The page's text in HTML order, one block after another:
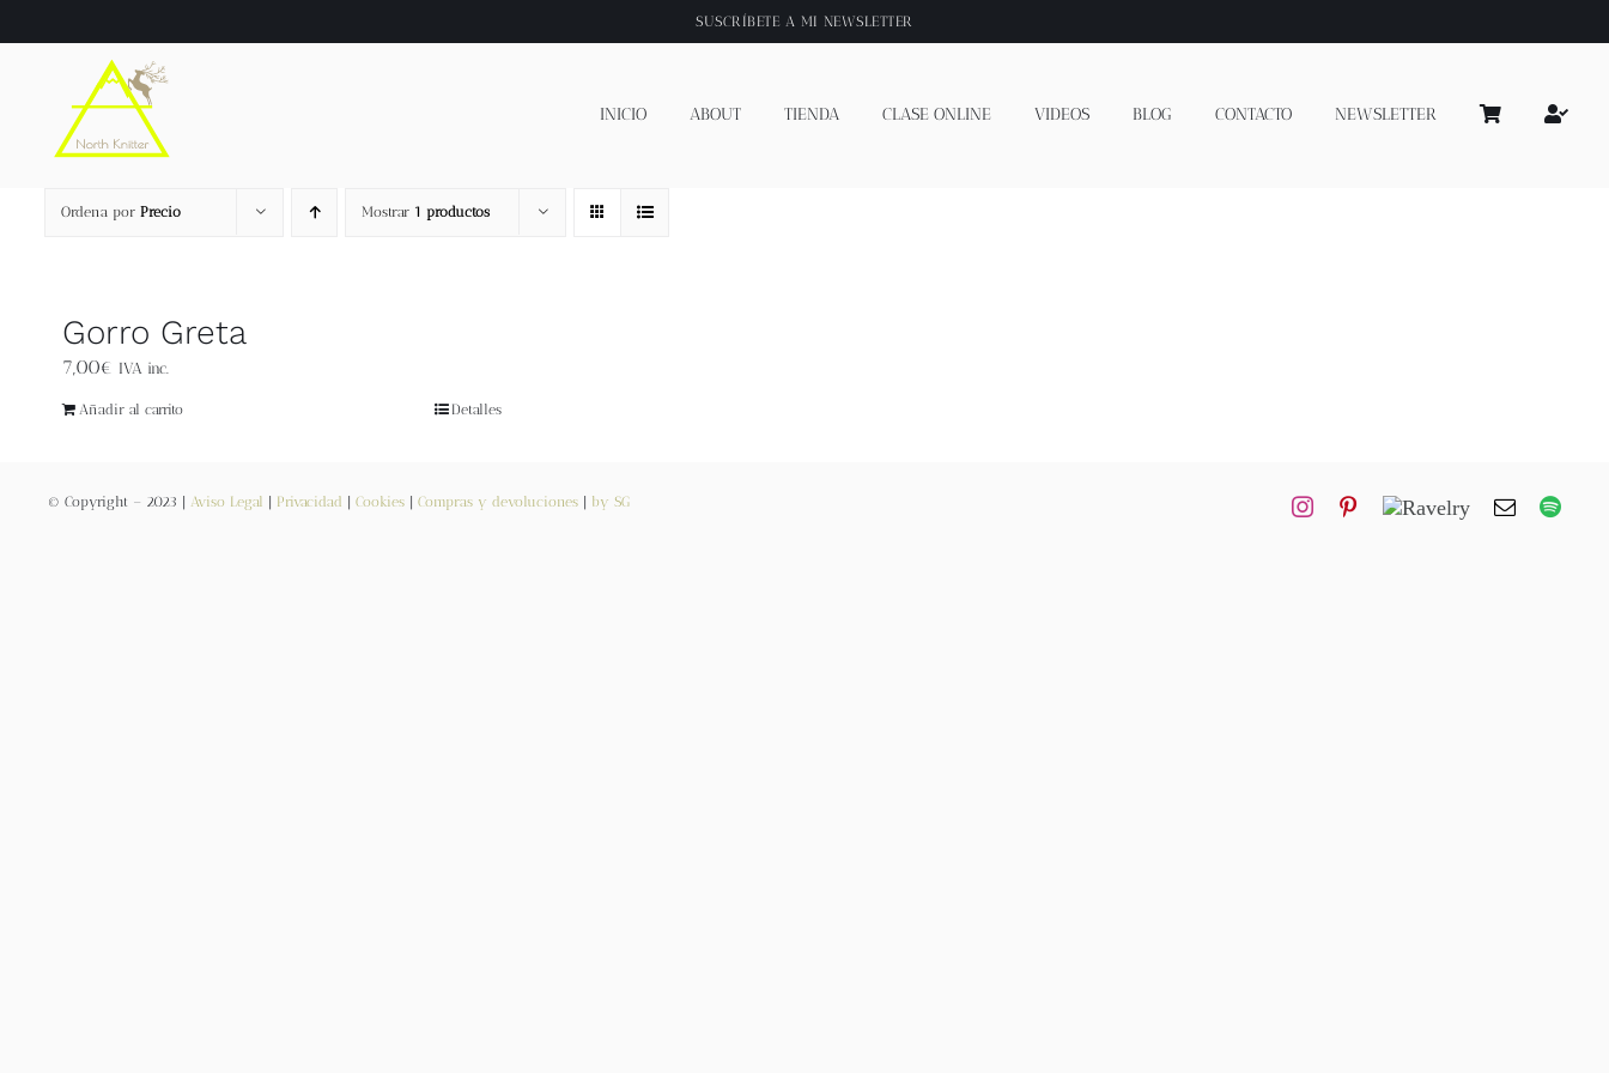
al
SUSCRÍBETE A MI NEWSLETTER
INICIO ABOUT TIENDA CLASE ONLINE VIDEOS BLOG CONTACTO NEWSLETTER
Ordena por Precio Mostrar 1 productos
Gorro Greta
7,00€ IVA inc.
Añadir al carrito Detalles
© Copyright – 2023 | Aviso Legal Privacidad Cookies| Compras y devoluciones| by SG